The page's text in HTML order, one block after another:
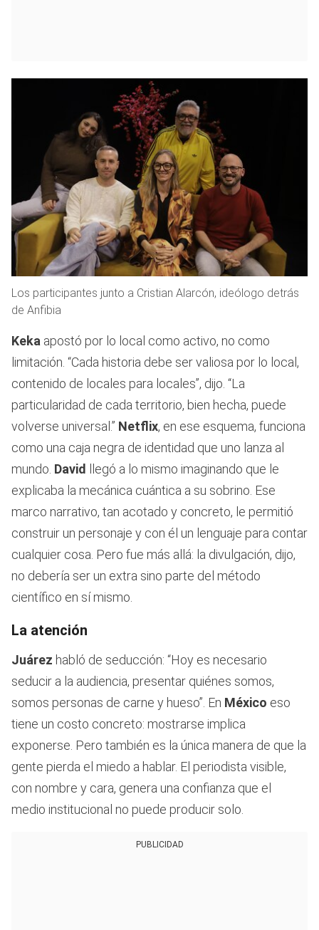
Los participantes junto a Cristian Alarcón, ideólogo detrás
de Anfibia
Keka apostó por lo local como activo, no como
limitación. “Cada historia debe ser valiosa por lo local,
contenido de locales para locales”, dijo. “La
particularidad de cada territorio, bien hecha, puede
volverse universal.” Netflix, en ese esquema, funciona
como una caja negra de identidad que uno lanza al
mundo. David llegó a lo mismo imaginando que le
explicaba la mecánica cuántica a su sobrino. Ese
marco narrativo, tan acotado y concreto, le permitió
construir un personaje y con él un lenguaje para contar
cualquier cosa. Pero fue más allá: la divulgación, dijo,
no debería ser un extra sino parte del método
científico en sí mismo.
La atención
Juárez habló de seducción: “Hoy es necesario
seducir a la audiencia, presentar quiénes somos,
somos personas de carne y hueso”. En México eso
tiene un costo concreto: mostrarse implica
exponerse. Pero también es la única manera de que la
gente pierda el miedo a hablar. El periodista visible,
con nombre y cara, genera una confianza que el
medio institucional no puede producir solo.
PUBLICIDAD